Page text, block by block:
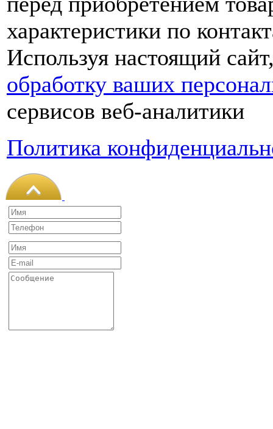
характеристики по
Используя настоящий
обработку ваших
сервисов веб-аналитики
Политика